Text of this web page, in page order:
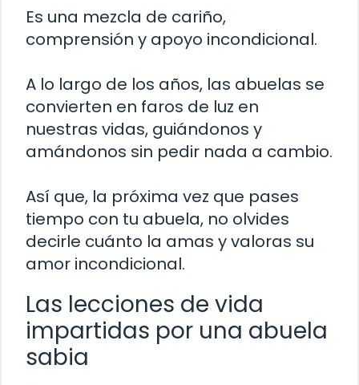
Es una mezcla de cariño,
comprensión y apoyo incondicional.
A lo largo de los años, las abuelas se
convierten en faros de luz en
nuestras vidas, guiándonos y
amándonos sin pedir nada a cambio.
Así que, la próxima vez que pases
tiempo con tu abuela, no olvides
decirle cuánto la amas y valoras su
amor incondicional.
Las lecciones de vida
impartidas por una abuela
sabia